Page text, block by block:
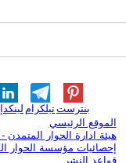
تيلكرامبنترست
الموقع الرئيسي
هيئة ادارة الحوار المتمدن -
إحصائيات مؤسسة الحوار
قواعد النشر